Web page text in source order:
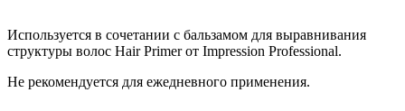
Используется в сочетании с бальзамом для выравнивания
структуры волос Hair Primer от Impression Professional.
Не рекомендуется для ежедневного применения.